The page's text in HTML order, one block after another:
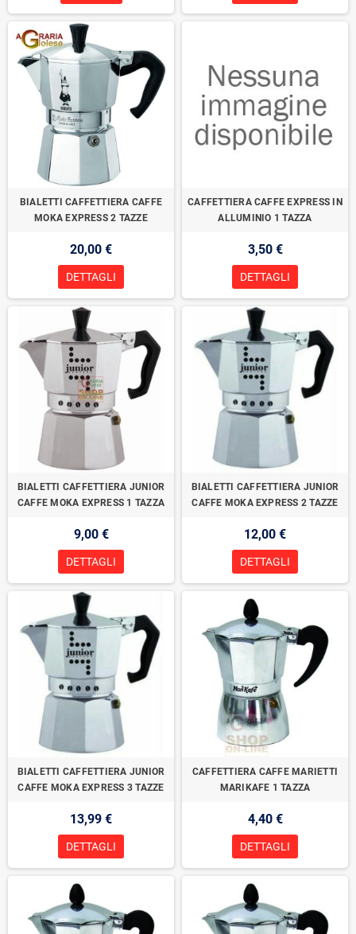
BIALETTI CAFFETTIERA CAFFE
MOKA EXPRESS 2 TAZZE
20,00 €
DETTAGLI
CAFFETTIERA CAFFE EXPRESS IN
ALLUMINIO 1 TAZZA
3,50 €
DETTAGLI
BIALETTI CAFFETTIERA JUNIOR
CAFFE MOKA EXPRESS 1 TAZZA
9,00 €
DETTAGLI
BIALETTI CAFFETTIERA JUNIOR
CAFFE MOKA EXPRESS 2 TAZZE
12,00 €
DETTAGLI
BIALETTI CAFFETTIERA JUNIOR
CAFFE MOKA EXPRESS 3 TAZZE
13,99 €
DETTAGLI
CAFFETTIERA CAFFE MARIETTI
MARIKAFE 1 TAZZA
4,40 €
DETTAGLI